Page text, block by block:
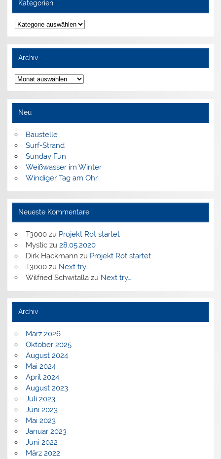
Kategorien
Kategorien
Archiv
Archiv
Neu
Baustelle
Surf-Strand
Sunday Fun
Weißwasser im Winter
Windiger Tag am Ohr.
Neueste Kommentare
T3000zu Projekt Rot startet
Mysticzu 28.05.2020
Dirk Hackmann zu Projekt Rot startet
T3000zu Next try….
Wilfried Schwitallazu Next try….
Archiv
März 2026
Oktober 2025
August 2024
Mai 2024
April 2024
August 2023
Juli 2023
Juni 2023
Mai 2023
Januar 2023
Juni 2022
März 2022